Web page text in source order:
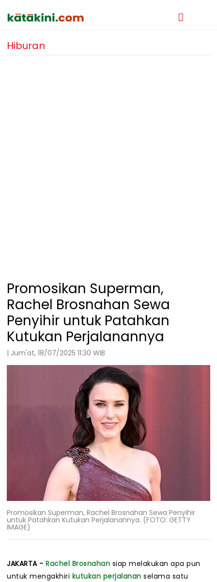
Hiburan
Promosikan Superman,
Rachel Brosnahan Sewa
Penyihir untuk Patahkan
Kutukan Perjalanannya
| Jum'at, 18/07/2025 11:30 WIB
Promosikan Superman, Rachel Brosnahan Sewa Penyihir
untuk Patahkan Kutukan Perjalanannya. (FOTO: GETTY
IMAGE)
JAKARTA - Rachel Brosnahan siap melakukan apa pun
untuk mengakhiri kutukan perjalanan selama satu